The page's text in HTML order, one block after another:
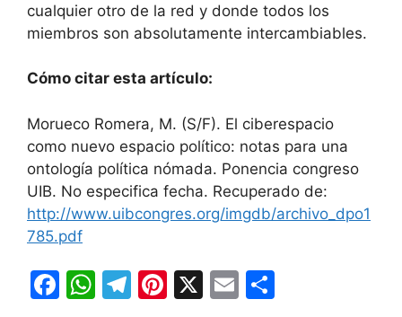
cualquier otro de la red y donde todos los
miembros son absolutamente intercambiables.
Cómo citar esta artículo:
Morueco Romera, M. (S/F). El ciberespacio
como nuevo espacio político: notas para una
ontología política nómada. Ponencia congreso
UIB. No especifica fecha. Recuperado de:
http://www.uibcongres.org/imgdb/archivo_dpo1
785.pdf
F
W T
Pi X
E